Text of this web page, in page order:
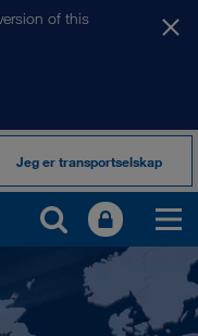
of this
Jeg er transportselskap